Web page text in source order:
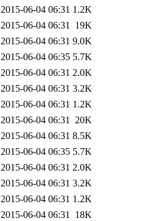
2015-06-04 06:31 1.2K
2015-06-04 06:31 19K
2015-06-04 06:31 9.0K
2015-06-04 06:35 5.7K
2015-06-04 06:31 2.0K
2015-06-04 06:31 3.2K
2015-06-04 06:31 1.2K
2015-06-04 06:31 20K
2015-06-04 06:31 8.5K
2015-06-04 06:35 5.7K
2015-06-04 06:31 2.0K
2015-06-04 06:31 3.2K
2015-06-04 06:31 1.2K
2015-06-04 06:31 18K